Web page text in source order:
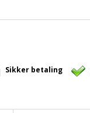
Sikker betaling